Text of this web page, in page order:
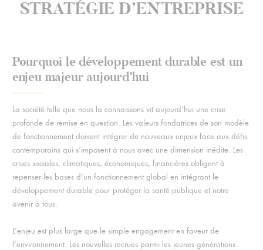
Pourquoi le développement durable est un
enjeu majeur aujourd’hui
La société telle que nous la connaissons vit aujourd’hui une crise
profonde de remise en question. Les valeurs fondatrices de son modèle
de fonctionnement doivent intégrer de nouveaux enjeux face aux défis
contemporains qui s’imposent à nous avec une dimension inédite. Les
crises sociales, climatiques, économiques, financières obligent à
repenser les bases d’un fonctionnement global en intégrant le
développement durable pour protéger la santé publique et notre
avenir à tous.
L’enjeu est plus large que le simple engagement en faveur de
l’environnement. Les nouvelles recrues parmi les jeunes générations